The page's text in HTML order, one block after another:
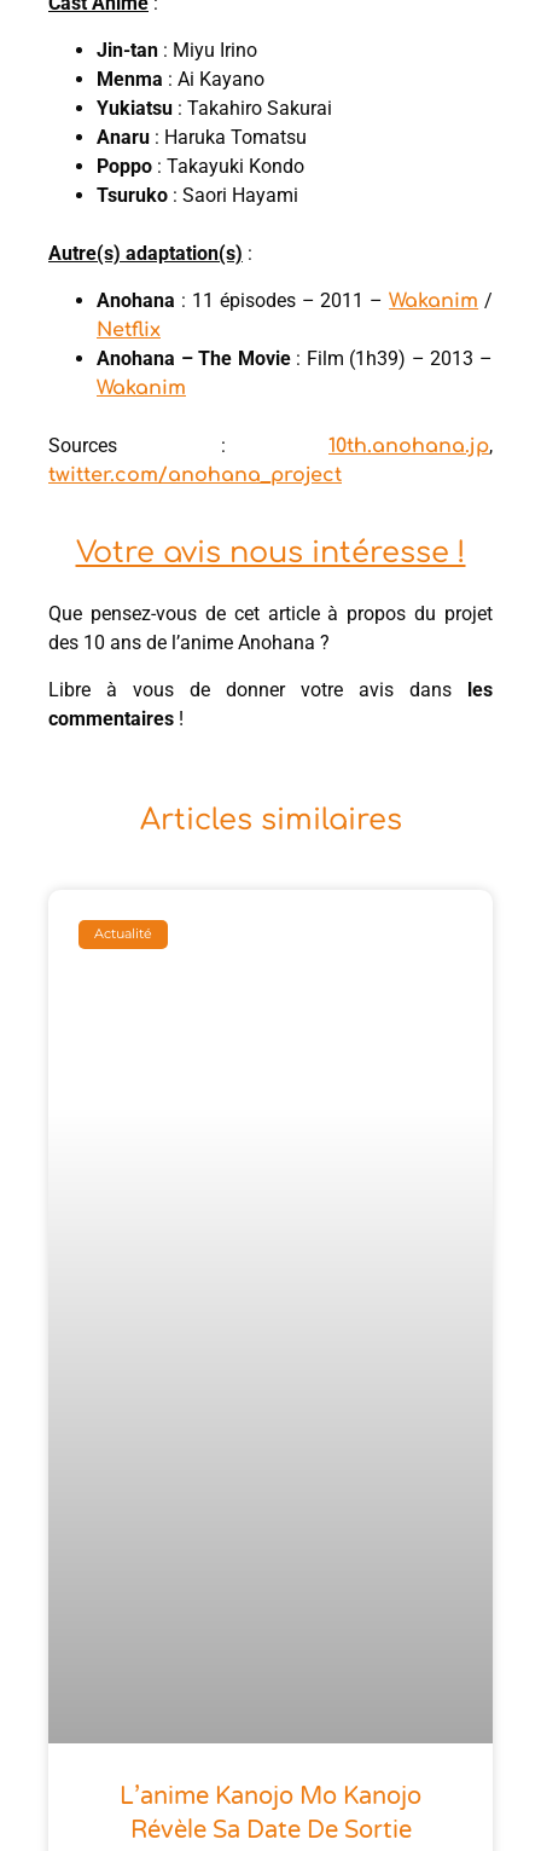
Jin-tan : Miyu Irino
Menma : Ai Kayano
Yukiatsu : Takahiro Sakurai
Anaru : Haruka Tomatsu
Poppo : Takayuki Kondo
Tsuruko : Saori Hayami
Autre(s) adaptation(s) :
Anohana : 11 épisodes – 2011 –Wakanim /
Netflix
Anohana – The Movie: Film (1h39) – 2013 –
Wakanim
Sources : 10th.anohana.jp,
twitter.com/anohana_project
Votre avis nous intéresse !
Que pensez-vous de cet article à propos du projet
des 10 ans de l’anime Anohana ?
Libre à vous de donner votre avis dans les
commentaires !
Articles similaires
Actualité
L’anime Kanojo Mo Kanojo
Révèle Sa Date De Sortie